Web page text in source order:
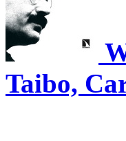
Taibo,